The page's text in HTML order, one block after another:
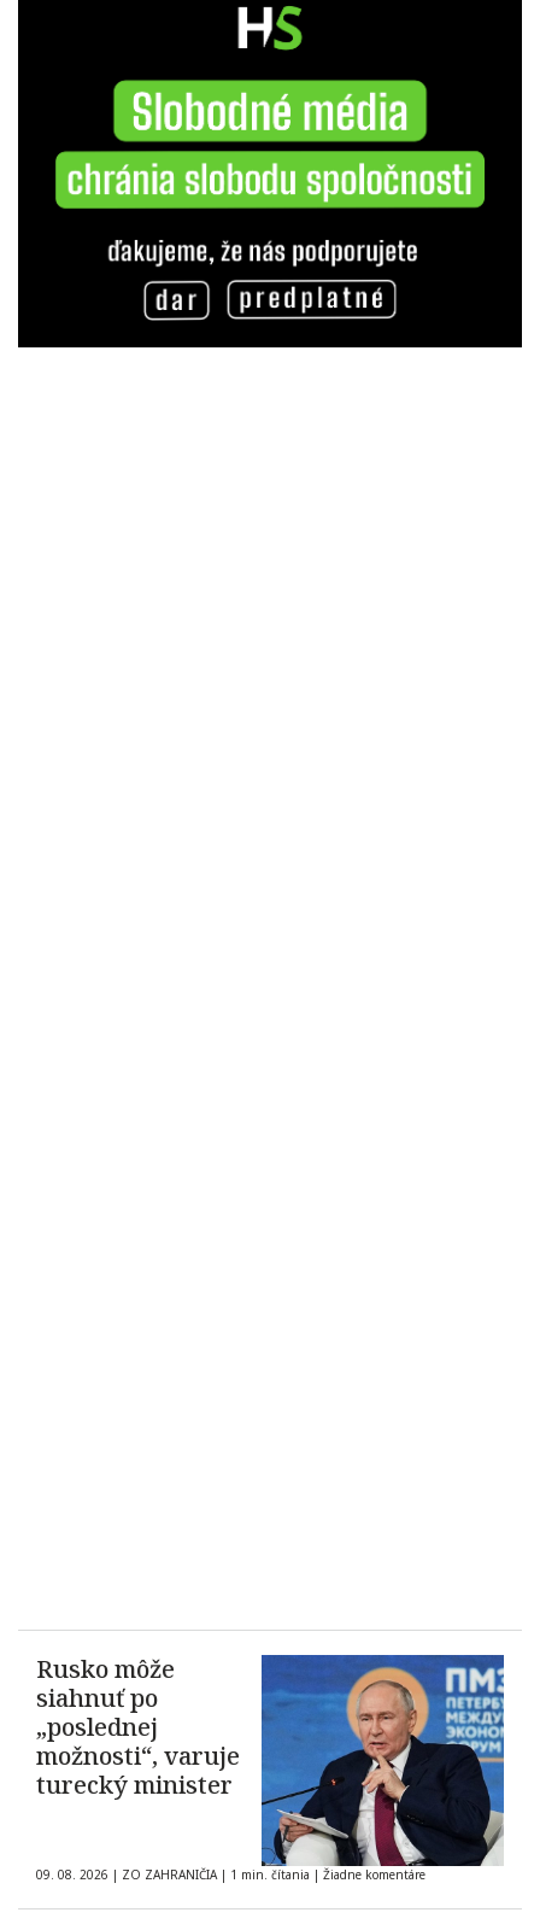
Rusko môže
siahnuť po
„poslednej
možnosti“, varuje
turecký minister
09. 08. 2026 | ZO ZAHRANIČIA | 1 min. čítania | Žiadne komentáre